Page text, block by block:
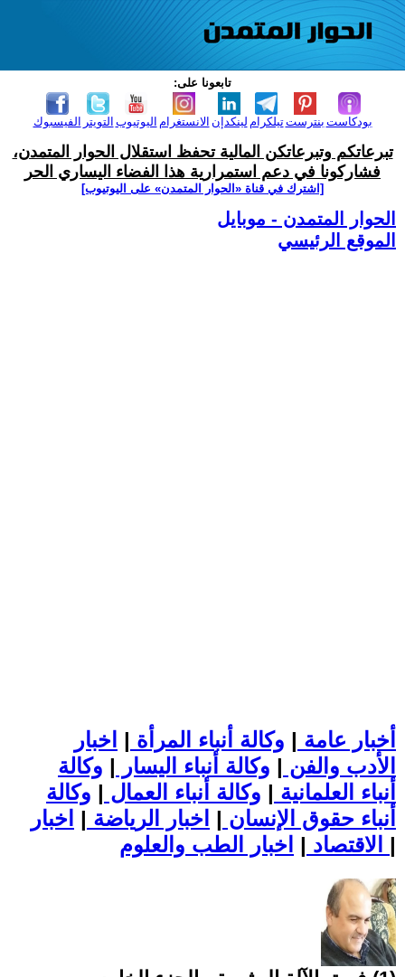
تابعونا على:
الفيسبوك التويتر اليوتيوب الانستغرام لينكدإن تيلكرامبنترست بودكاست
تبرعاتكم وتبرعاتكن المالية تحفظ استقلال الحوار المتمدن،
فشاركونا في دعم استمرارية هذا الفضاء اليساري الحر
[اشترك في قناة ‫«الحوار المتمدن» على اليوتيوب]
الحوار المتمدن - موبايل
الموقع الرئيسي
أخبار عامة | وكالة أنباء المرأة | اخبار
الأدب والفن | وكالة أنباء اليسار | وكالة
أنباء العلمانية | وكالة أنباء العمال | وكالة
أنباء حقوق الإنسان | اخبار الرياضة | اخبار
الاقتصاد | |